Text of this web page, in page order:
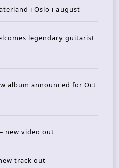
i Oslo i august
legendary guitarist
album announced for Oct
– new video out
track out